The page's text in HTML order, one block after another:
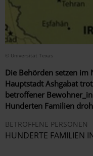
© Universität Texas
Die Behörden setzen
Hauptstadt Ashgabat
betroffener
Hunderten Familien
BETROFFENE PERSONEN
HUNDERTE FAMILIEN